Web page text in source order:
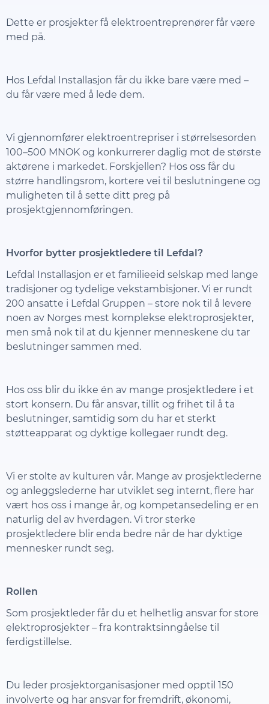
Dette er prosjekter få elektroentreprenører får være
med på.
Hos Lefdal Installasjon får du ikke bare være med –
du får være med å lede dem.
Vi gjennomfører elektroentrepriser i størrelsesorden
100–500 MNOK og konkurrerer daglig mot de største
aktørene i markedet. Forskjellen? Hos oss får du
større handlingsrom, kortere vei til beslutningene og
muligheten til å sette ditt preg på
prosjektgjennomføringen.
Hvorfor bytter prosjektledere til Lefdal?
Lefdal Installasjon er et familieeid selskap med lange
tradisjoner og tydelige vekstambisjoner. Vi er rundt
200 ansatte i Lefdal Gruppen – store nok til å levere
noen av Norges mest komplekse elektroprosjekter,
men små nok til at du kjenner menneskene du tar
beslutninger sammen med.
Hos oss blir du ikke én av mange prosjektledere i et
stort konsern. Du får ansvar, tillit og frihet til å ta
beslutninger, samtidig som du har et sterkt
støtteapparat og dyktige kollegaer rundt deg.
Vi er stolte av kulturen vår. Mange av prosjektlederne
og anleggslederne har utviklet seg internt, flere har
vært hos oss i mange år, og kompetansedeling er en
naturlig del av hverdagen. Vi tror sterke
prosjektledere blir enda bedre når de har dyktige
mennesker rundt seg.
Rollen
Som prosjektleder får du et helhetlig ansvar for store
elektroprosjekter – fra kontraktsinngåelse til
ferdigstillelse.
Du leder prosjektorganisasjoner med opptil 150
involverte og har ansvar for fremdrift, økonomi,